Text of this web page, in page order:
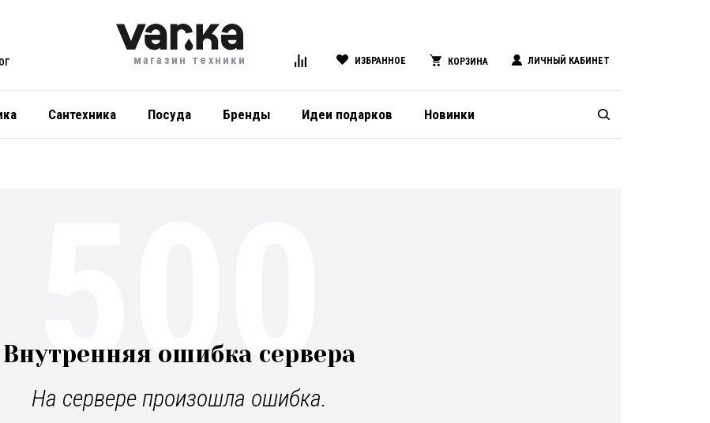
магазин техники ИЗБРАННОЕ КОРЗИНА ЛИЧНЫЙ КАБИНЕТ
Сантехника Посуда Бренды Идеи подарков Новинки
Внутренняя ошибка сервера
На сервере произошла ошибка.
500